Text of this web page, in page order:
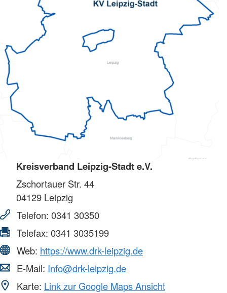
Kreisverband Leipzig-Stadt e.V.
Zschortauer Str. 44
04129 Leipzig
Telefon: 0341 30350
Telefax: 0341 3035199
Web: https://www.drk-leipzig.de
E-Mail: Info@drk-leipzig.de
Karte: Link zur Google Maps Ansicht